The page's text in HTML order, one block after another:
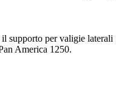
supporto per valigie laterali
America 1250.